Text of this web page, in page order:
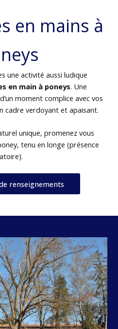
en mains à
une activité aussi ludique
en main à poneys. Une
moment complice avec vos
cadre verdoyant et apaisant.
unique, promenez vous
tenu en longe (présence
renseignements